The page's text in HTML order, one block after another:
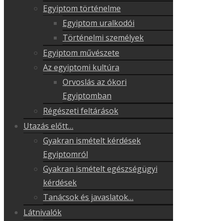
Egyiptom történelme
Egyiptom uralkodói
Történelmi személyek
Egyiptom művészete
Az egyiptomi kultúra
Orvoslás az ókori
Egyiptomban
Régészeti feltárások
Utazás előtt…
Gyakran ismételt kérdések
Egyiptomról
Gyakran ismételt egészségügyi
kérdések
Tanácsok és javaslatok…
Látnivalók